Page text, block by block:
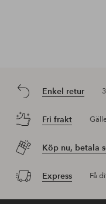
Enkel retur
Fri frakt
Köp nu, betala
Express Få